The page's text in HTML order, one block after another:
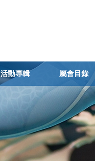
活動專輯 屬會目錄